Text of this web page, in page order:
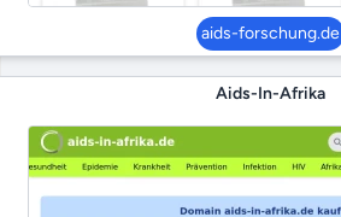
aids-forschung.de
Aids-In-Afrika